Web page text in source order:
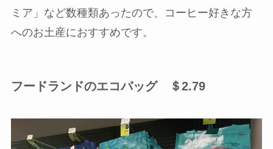
ミア」など数種類あったので、コーヒー好きな方
へのお土産におすすめです。
フードランドのエコバッグ ＄2.79